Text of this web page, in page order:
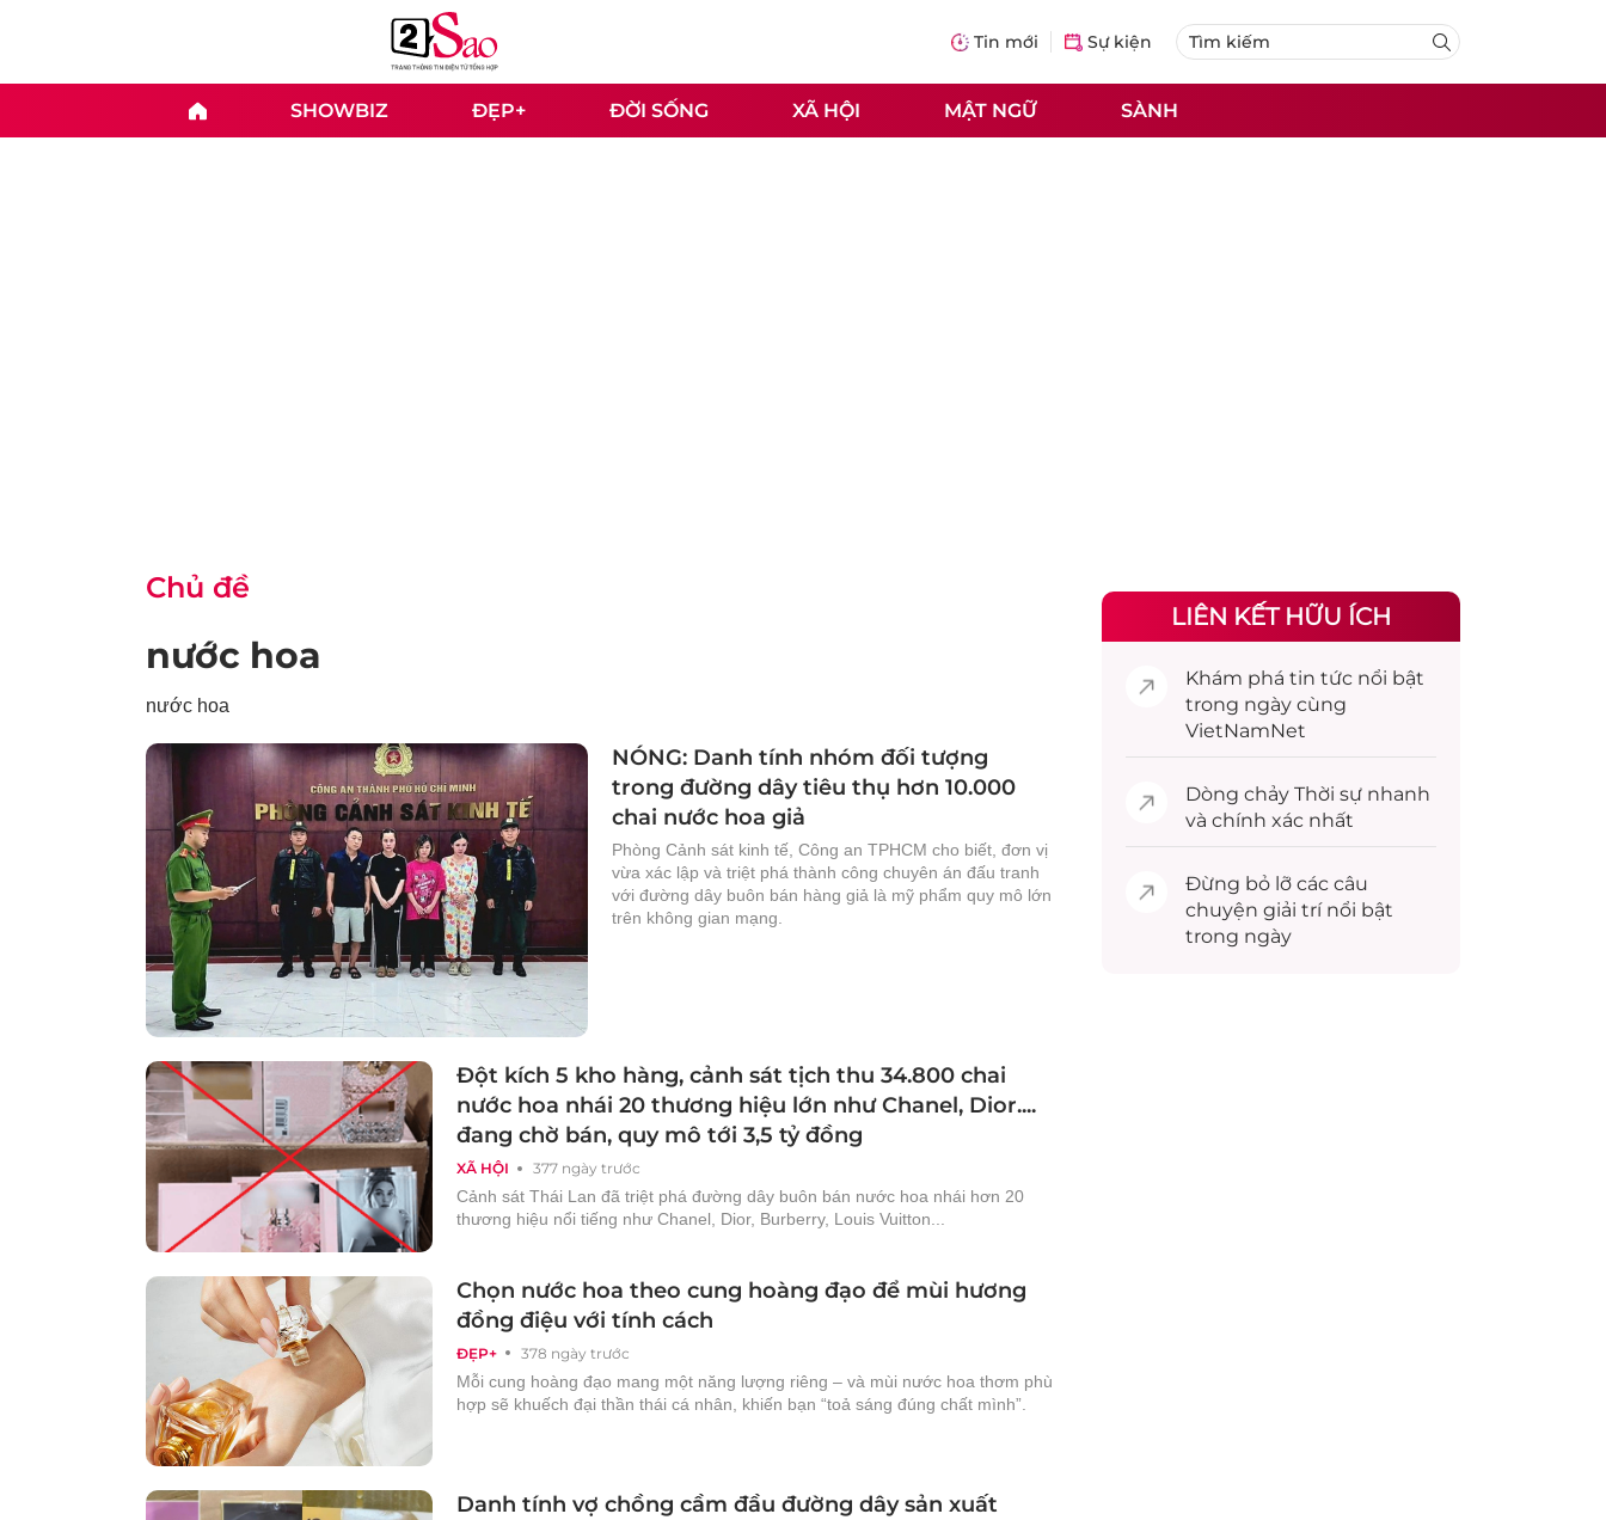
Tin mới Sự kiện
SHOWBIZ ĐẸP+ ĐỜI SỐNG XÃ HỘI MẬT NGỮ SÀNH
Chủ đề
nước hoa
nước hoa
NÓNG: Danh tính nhóm đối tượng
trong đường dây tiêu thụ hơn 10.000
chai nước hoa giả
Phòng Cảnh sát kinh tế, Công an TPHCM cho biết, đơn vị
vừa xác lập và triệt phá thành công chuyên án đấu tranh
với đường dây buôn bán hàng giả là mỹ phẩm quy mô lớn
trên không gian mạng.
XÃ HỘI 377 ngày trước
Đột kích 5 kho hàng, cảnh sát tịch thu 34.800 chai
nước hoa nhái 20 thương hiệu lớn như Chanel, Dior....
đang chờ bán, quy mô tới 3,5 tỷ đồng
Cảnh sát Thái Lan đã triệt phá đường dây buôn bán nước hoa nhái hơn 20
thương hiệu nổi tiếng như Chanel, Dior, Burberry, Louis Vuitton...
ĐẸP+ 378 ngày trước
Chọn nước hoa theo cung hoàng đạo để mùi hương
đồng điệu với tính cách
Mỗi cung hoàng đạo mang một năng lượng riêng – và mùi nước hoa thơm phù
hợp sẽ khuếch đại thần thái cá nhân, khiến bạn “toả sáng đúng chất mình”.
Danh tính vợ chồng cầm đầu đường dây sản xuất
LIÊN KẾT HỮU ÍCH
Khám phá tin tức nổi bật
trong ngày cùng
VietNamNet
Dòng chảy Thời sự nhanh
và chính xác nhất
Đừng bỏ lỡ các câu
chuyện giải trínổi bật
trong ngày